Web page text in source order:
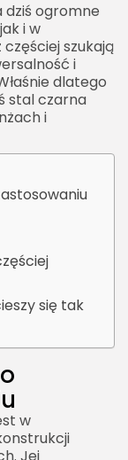
ogromne
i w
szukają
i
dlatego
stal czarna
i
się tak
w